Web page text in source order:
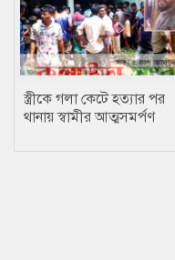
স্ত্রীকে গলা কেটে হত্যার পর
থানায় স্বামীর আত্মসমর্পণ